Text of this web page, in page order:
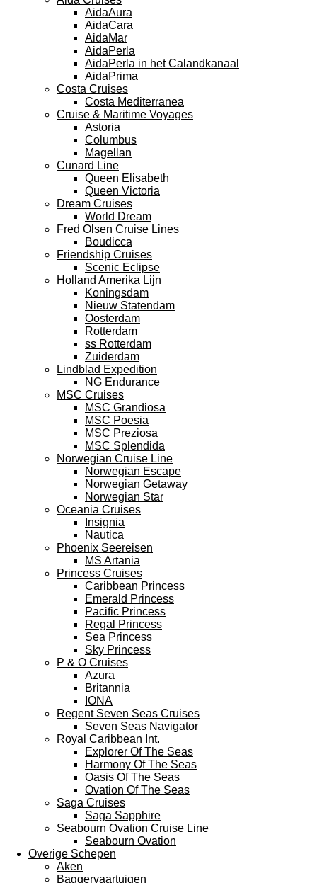
AidaAura
AidaCara
AidaMar
AidaPerla
AidaPerla in het Calandkanaal
AidaPrima
Costa Cruises
Costa Mediterranea
Cruise & Maritime Voyages
Astoria
Columbus
Magellan
Cunard Line
Queen Elisabeth
Queen Victoria
Dream Cruises
World Dream
Fred Olsen Cruise Lines
Boudicca
Friendship Cruises
Scenic Eclipse
Holland Amerika Lijn
Koningsdam
Nieuw Statendam
Oosterdam
Rotterdam
ss Rotterdam
Zuiderdam
Lindblad Expedition
NG Endurance
MSC Cruises
MSC Grandiosa
MSC Poesia
MSC Preziosa
MSC Splendida
Norwegian Cruise Line
Norwegian Escape
Norwegian Getaway
Norwegian Star
Oceania Cruises
Insignia
Nautica
Phoenix Seereisen
MS Artania
Princess Cruises
Caribbean Princess
Emerald Princess
Pacific Princess
Regal Princess
Sea Princess
Sky Princess
P & O Cruises
Azura
Britannia
IONA
Regent Seven Seas Cruises
Seven Seas Navigator
Royal Caribbean Int.
Explorer Of The Seas
Harmony Of The Seas
Oasis Of The Seas
Ovation Of The Seas
Saga Cruises
Saga Sapphire
Seabourn Ovation Cruise Line
Seabourn Ovation
Overige Schepen
Aken
Baggervaartuigen